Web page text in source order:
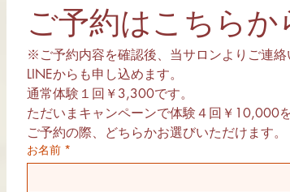
ご予約はこちらか
※ご予約内容を確認後、当サロンよりご連絡
LINEからも申し込めます。
通常体験１回￥3,300です。
ただいまキャンペーンで体験４回￥10,000
ご予約の際、どちらかお選びいただけます。
お名前 *